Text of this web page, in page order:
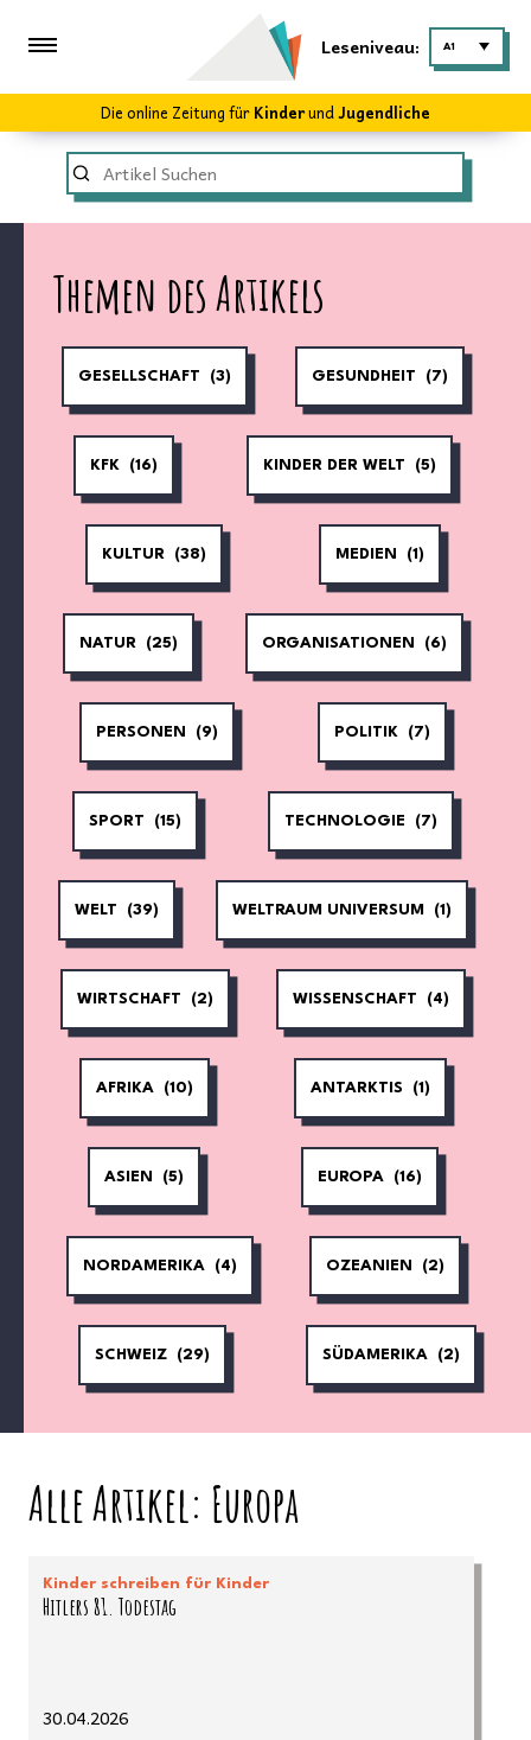
Leseniveau: A1
Die online Zeitung fürKinderundJugendliche
Themen des Artikels
GESELLSCHAFT (3) GESUNDHEIT (7)
KFK (16) KINDER DER WELT (5)
KULTUR (38) MEDIEN (1)
NATUR (25) ORGANISATIONEN (6)
PERSONEN (9) POLITIK (7)
SPORT (15) TECHNOLOGIE (7)
WELT (39) WELTRAUM UNIVERSUM (1)
WIRTSCHAFT (2) WISSENSCHAFT (4)
AFRIKA (10) ANTARKTIS (1)
ASIEN (5) EUROPA (16)
NORDAMERIKA (4) OZEANIEN (2)
SCHWEIZ (29) SÜDAMERIKA (2)
Alle Artikel: Europa
Kinder schreiben für Kinder
Hitlers 81. Todestag
30.04.2026